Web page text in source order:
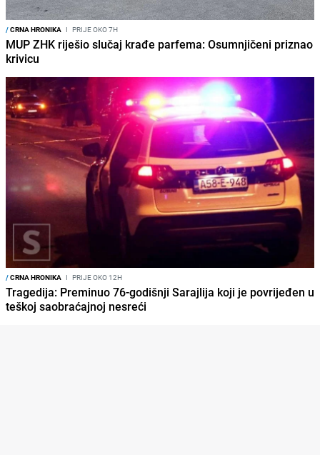
/CRNA HRONIKA I PRIJE OKO 7H
MUP ZHK riješio slučaj krađe parfema: Osumnjičeni priznao
krivicu
/CRNA HRONIKA I PRIJE OKO 12H
Tragedija: Preminuo 76-godišnji Sarajlija koji je povrijeđen u
teškoj saobraćajnoj nesreći